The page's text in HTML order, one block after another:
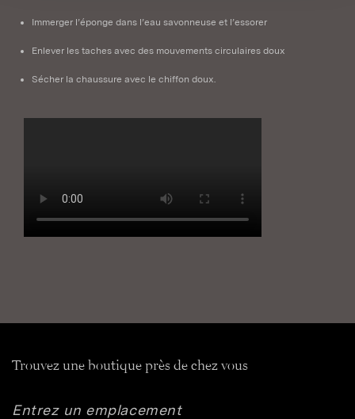
Immerger l’éponge dans l’eau savonneuse et l’essorer
Enlever les taches avec des mouvements circulaires doux
Sécher la chaussure avec le chiffon doux.
Trouvez une boutique près de chez vous